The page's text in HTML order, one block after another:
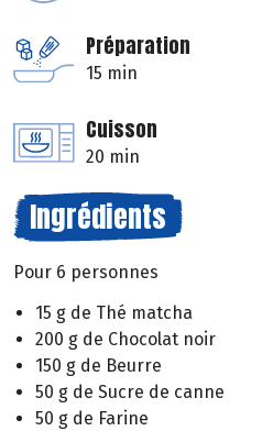
Préparation
15 min
Cuisson
20 min
Ingrédients
Pour 6 personnes
15 g de Thé matcha
200 g de Chocolat noir
150 g de Beurre
50 g de Sucre de canne
50 g de Farine